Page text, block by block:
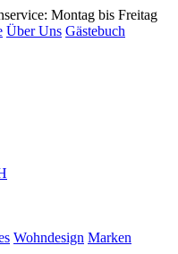
Montag bis Freitag
Über Uns Gästebuch
Wohndesign Marken